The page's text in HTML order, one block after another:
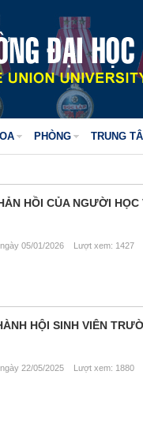
PHÒNG TRUNG
HỒI CỦA NGƯỜI
05/01/2026 Lượt xem: 1427
HỘI SINH VIÊN
22/05/2025 Lượt xem: 1880